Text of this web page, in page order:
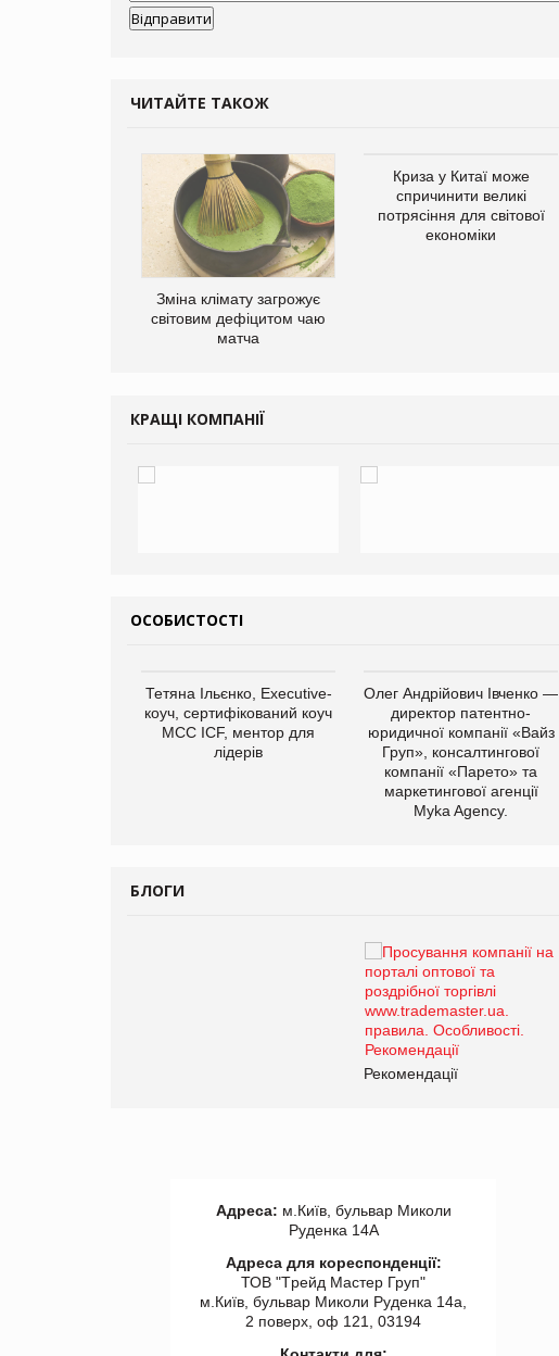
ЧИТАЙТЕ ТАКОЖ
Зміна клімату загрожує
світовим дефіцитом чаю
матча
Криза у Китаї може
спричинити великі
потрясіння для світової
економіки
КРАЩІ КОМПАНІЇ
ОСОБИСТОСТІ
Тетяна Ільєнко, Executive-
коуч, сертифікований коуч
МСС ICF, ментор для
лідерів
Олег Андрійович Івченко —
директор патентно-
юридичної компанії «Вайз
Груп», консалтингової
компанії «Парето» та
маркетингової агенції
Myka Agency.
БЛОГИ
Рекомендації
Адреса: м.Київ, бульвар Миколи
Руденка 14А
Адреса для кореспонденції:
ТОВ "Tрейд Мастер Груп"
м.Київ, бульвар Миколи Руденка 14а,
2 поверх, оф 121, 03194